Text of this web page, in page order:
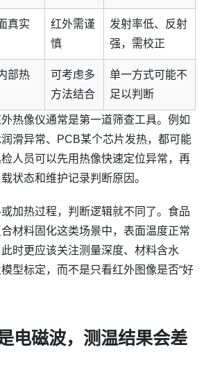
真实
红外需谨
慎
发射率低、反射
强，需校正
部热
可考虑多
方法结合
单一方式可能不
足以判断
热像仪通常是第一道筛查工具。例如
滑异常、PCB某个芯片发热，都可能
人员可以先用热像快速定位异常，再
状态和维护记录判断原因。
加热过程，判断逻辑就不同了。食品
材料固化这类场景中，表面温度正常
时更应该关注测量深度、材料含水
型标定，而不是只看红外图像是否“好
电磁波，测温结果会差